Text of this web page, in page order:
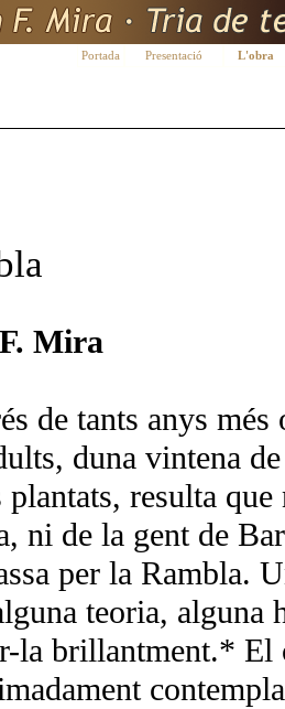
Portada Presentació L'obra
Mira
de tants anys
duna vintena
plantats, resulta
ni de la gent de
per la Rambla.
teoria,
la brillantment.* El